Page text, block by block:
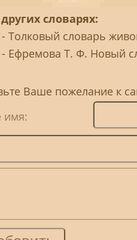
словарях:
- Толковый словарь
- Ефремова Т. Ф. Новый
Ваше пожелание к
имя: